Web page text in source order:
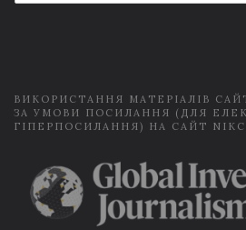
a
ВИКОРИСТАННЯ МАТЕРІАЛІВ
ЗА УМОВИ ПОСИЛАННЯ (ДЛЯ
ГІПЕРПОСИЛАННЯ) НА САЙТ